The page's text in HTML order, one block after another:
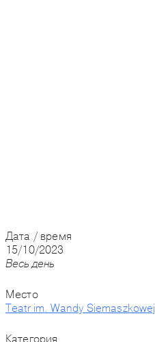
Дата / время
15/10/2023
Весь день
Место
Teatr im. Wandy Siemaszkowej
Категория